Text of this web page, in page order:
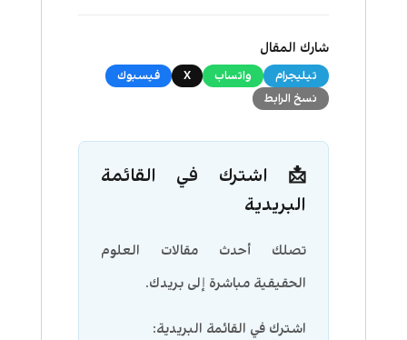
شارك المقال
تيليجرام واتساب X
فيسبوك
نسخ الرابط
📩 اشترك في القائمة
البريدية
تصلك أحدث مقالات العلوم
الحقيقية مباشرة إلى بريدك.
اشترك في القائمة البريدية: